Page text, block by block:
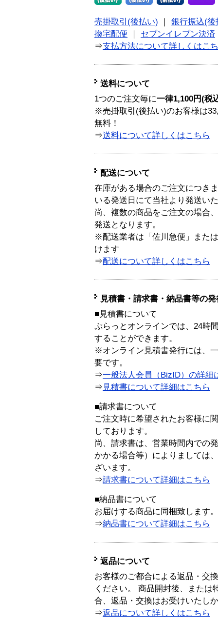
売掛取引(後払い)
銀行振込(後
換宅配便
セブンイレブン決済
⇒支払方法について詳しくはこ
送料について
1つのご注文毎に一律1,100円(税
※売掛取引(後払い)のお客様は
無料！
⇒送料について詳しくはこちら
配送について
在庫がある場合のご注文につき
いる発送日にて当社より発送い
尚、複数の商品をご注文の場合
発送となります。
※配送業者は「佐川急便」また
けます
⇒配送について詳しくはこちら
見積書・請求書・納品書等の
■見積書について
ぷらっとオンラインでは、24時
することができます。
※オンライン見積書発行には、
要です。
⇒一般法人会員（BizID）の詳細
⇒ 見積書について詳細はこちら
■請求書について
ご注文時に希望されたお客様に
しております。
尚、請求書は、営業時間内での
かかる場合等）によりましては
ざいます。
⇒請求書について詳細はこちら
■納品書について
お届けする商品に同梱致します。
⇒納品書について詳細はこちら
返品について
お客様のご都合による返品・交
ください。 商品開封後、または
合、返品・交換はお受けいたし
⇒返品について詳しくはこちら